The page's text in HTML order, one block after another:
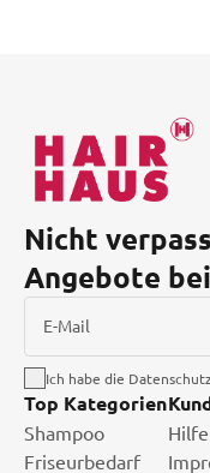
Nicht
Angebote
E-Mail
Ich habe die
Top Kategorien
Shampoo
Friseurbedarf